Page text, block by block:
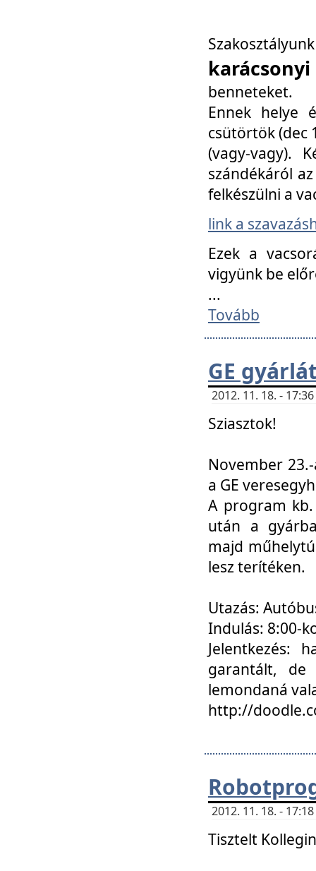
benneteket.
Ennek helye
csütörtök (dec
(vagy-vagy).
szándékáról
felkészülni a
link a
Ezek a
vigyünk be
...
Tovább
GE
2012. 11. 18. -
Sziasztok!
November
a GE
A program
után a
majd
lesz terítéken.
Utazás:
Indulás: 8:00-
Jelentkezés:
garantált, de
lemondaná
http://
2012. 11. 18. -
Tisztelt